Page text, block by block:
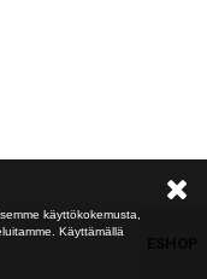
käyttökokemusta,
Käyttämällä